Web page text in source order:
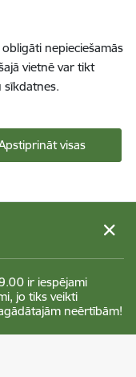
nepieciešamās
vietnē var tikt
sīkdatnes.
visas
ir iespējami
jo tiks veikti
neērtībām!